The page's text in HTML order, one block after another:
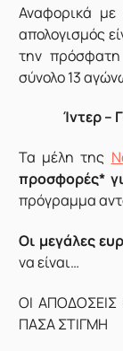
Αναφορικά
απολογισμός
την
σύνολο 13
Ίντερ –
Τα μέλη της
προσφορές*
πρόγραμμα
Οι μεγάλες
να είναι…
ΟΙ
ΠΑΣΑ ΣΤΙΓΜΗ